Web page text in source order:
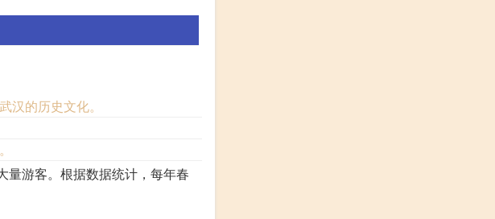
的历史文化。
量游客。根据数据统计，每年春